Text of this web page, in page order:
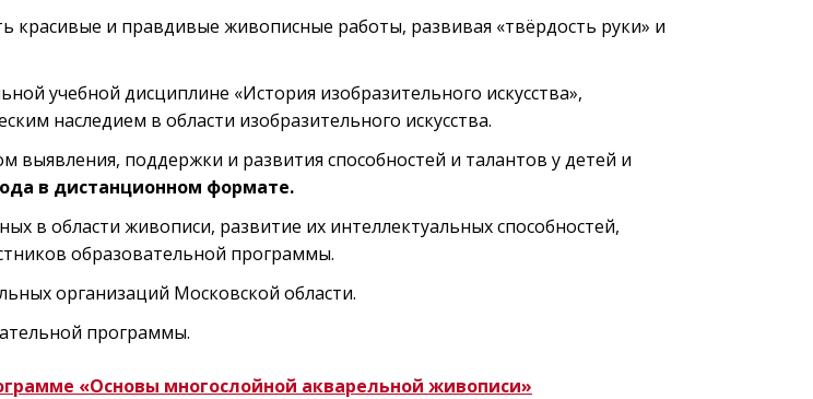
и правдивые живописные работы, развивая «твёрдость руки» и
учебной дисциплине «История изобразительного искусства»,
наследием в области изобразительного искусства.
поддержки и развития способностей и талантов у детей и
в дистанционном формате.
в области живописи, развитие их интеллектуальных способностей,
образовательной программы.
организаций Московской области.
программы.
«Основы многослойной акварельной живописи»